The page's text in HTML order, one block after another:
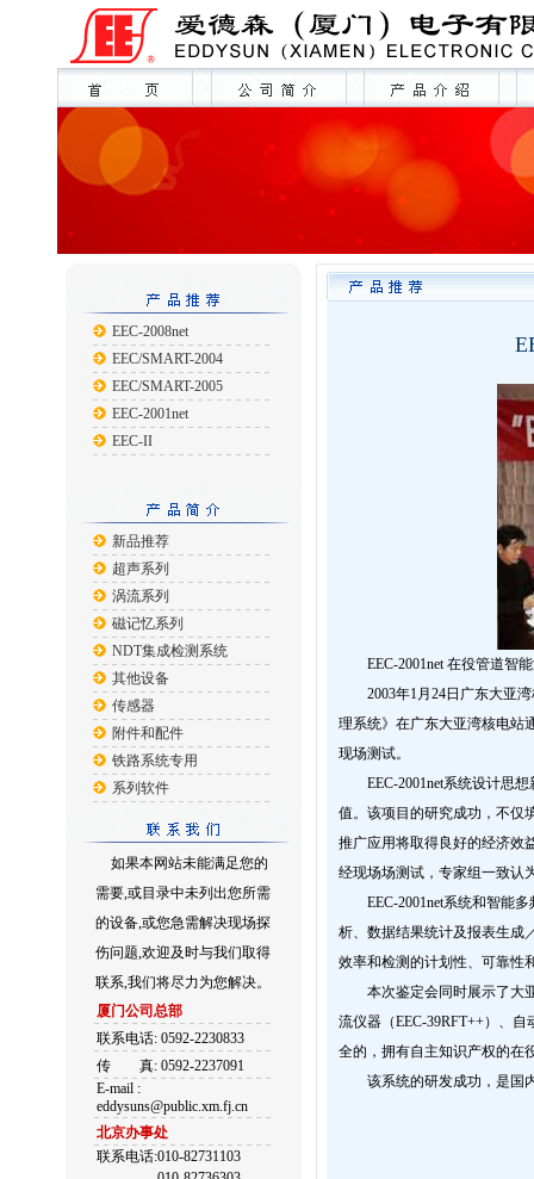
EEC-2008net
EEC/SMART-2004
EEC/SMART-2005
EEC-2001net
EEC-II
新品推荐
超声系列
涡流系列
磁记忆系列
NDT集成检测系统
其他设备
传感器
附件和配件
铁路系统专用
系列软件
如果本网站未能满足您的
需要,或目录中未列出您所需
的设备,或您急需解决现场探
伤问题,欢迎及时与我们取得
联系,我们将尽力为您解决。
厦门公司总部
联系电话: 0592-2230833
传
真: 0592-2237091
E-mail :
eddysuns@public.xm.fj.cn
北京办事处
联系电话:010-82731103
EEC-2001net 在役管道智能
2003年1月24日广东大亚湾
理系统》在广东大亚湾核电站
现场测试。
EEC-2001net系统设计思想
值。该项目的研究成功，不仅
推广应用将取得良好的经济效
经现场场测试，专家组一致认
EEC-2001net系统和智能多
析、数据结果统计及报表生成
效率和检测的计划性、可靠性
本次鉴定会同时展示了大亚
流仪器（EEC-39RFT++）、
全的，拥有自主知识产权的在
该系统的研发成功，是国内